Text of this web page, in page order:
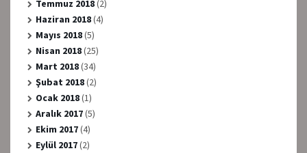
Temmuz 2018(2)
Haziran 2018(4)
Mayıs 2018(5)
Nisan 2018(25)
Mart 2018(34)
Şubat 2018(2)
Ocak 2018(1)
Aralık 2017(5)
Ekim 2017(4)
Eylül 2017(2)